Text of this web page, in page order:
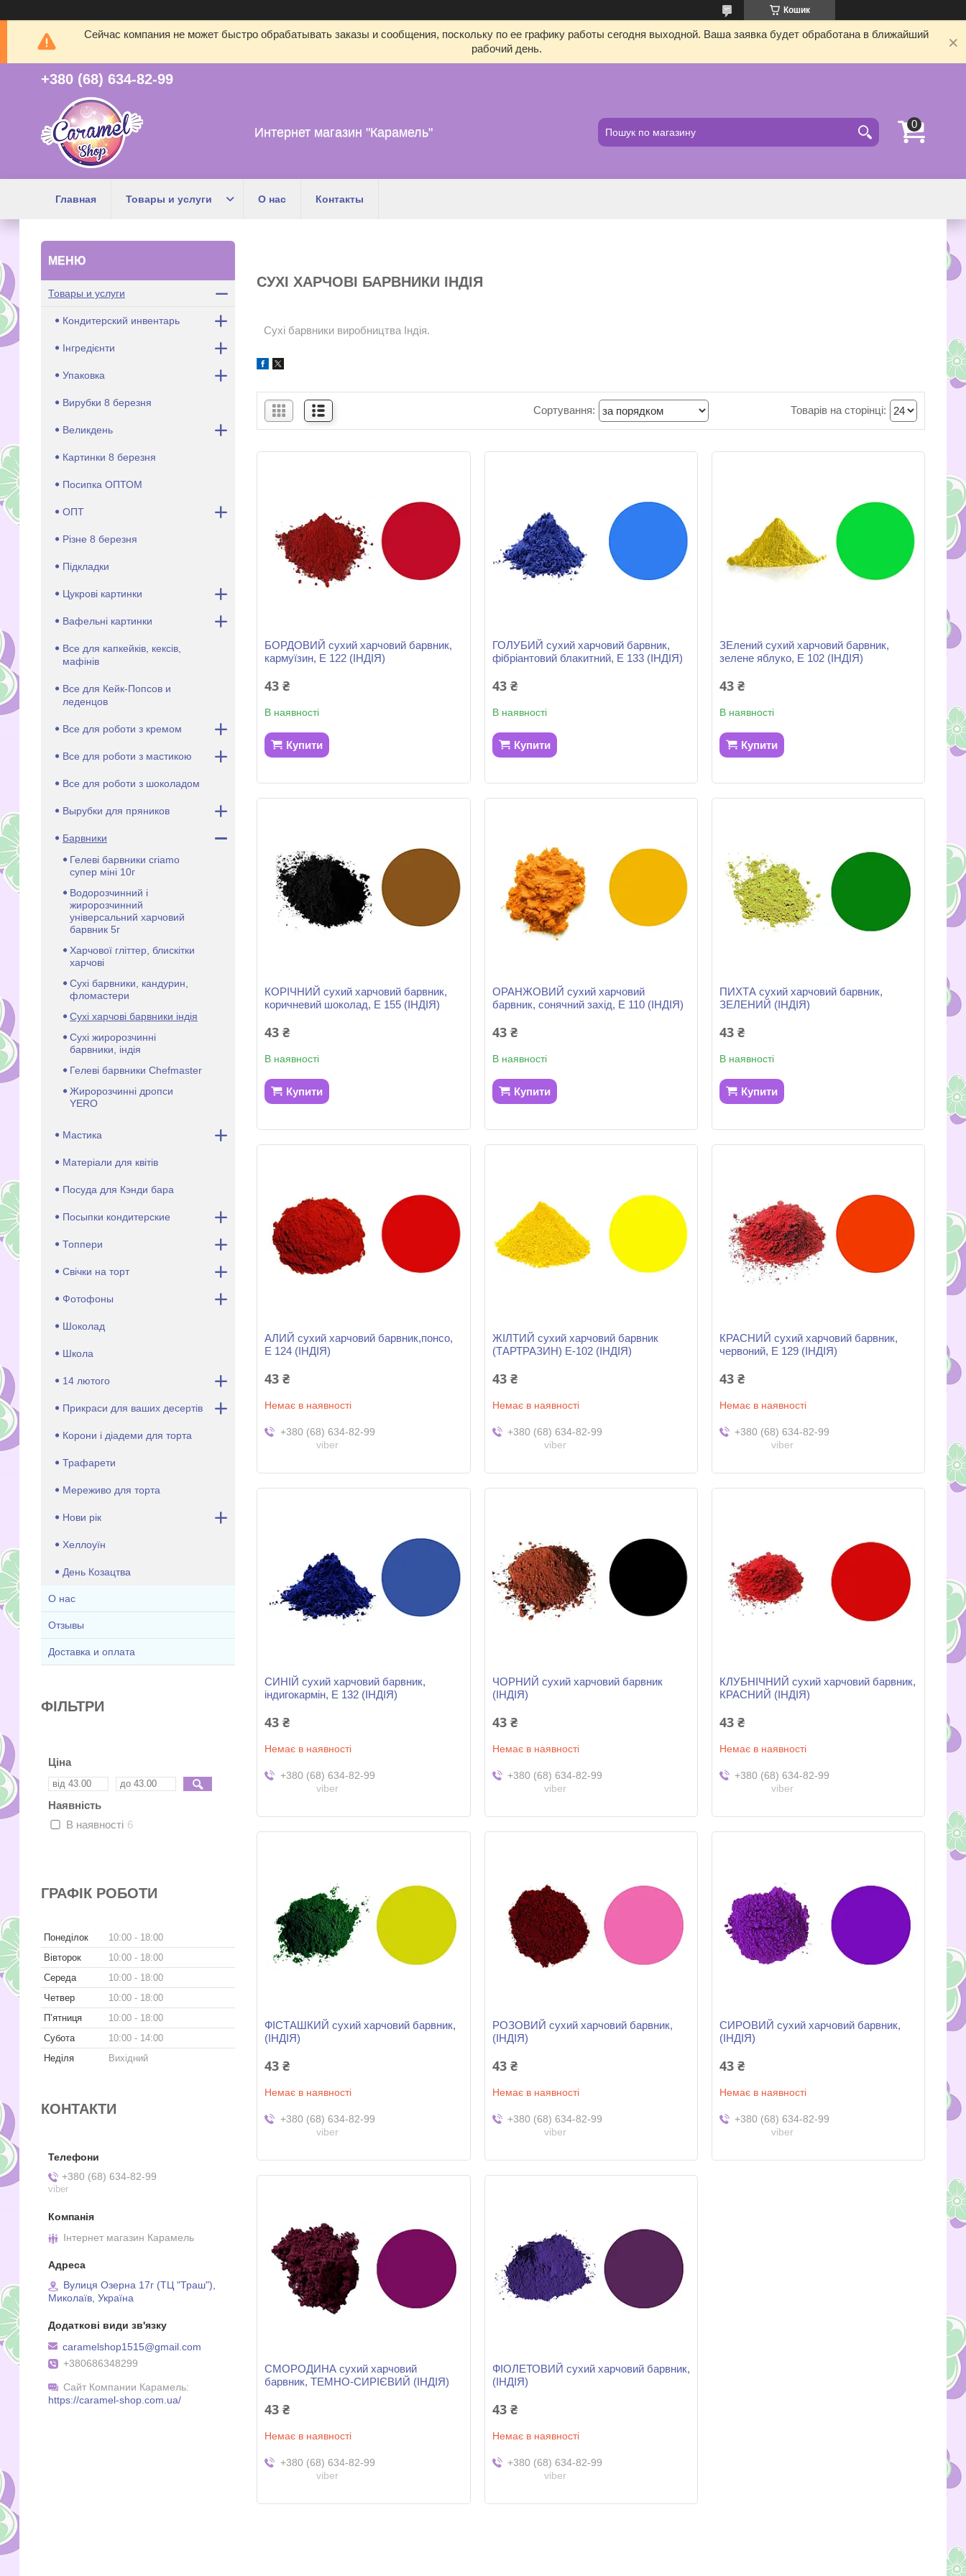
Кошик
Сейчас компания не может быстро обрабатывать заказы и сообщения, поскольку по ее графику работы сегодня выходной. Ваша заявка будет обработана в ближайший
рабочий день.
+380 (68) 634-82-99
Интернет магазин "Карамель"
Главная Товары и услуги О нас Контакты
СУХІ ХАРЧОВІ БАРВНИКИ ІНДІЯ
Сухі барвники виробництва Індія.
БОРДОВИЙ сухий харчовий барвник,
кармуїзин, Е 122 (ІНДІЯ)
43 ₴
В наявності
Купити
ГОЛУБИЙ сухий харчовий барвник,
фібріантовий блакитний, Е 133 (ІНДІЯ)
43 ₴
В наявності
Купити
ЗЕлений сухий харчовий барвник,
зелене яблуко, Е 102 (ІНДІЯ)
43 ₴
В наявності
Купити
КОРІЧНИЙ сухий харчовий барвник,
коричневий шоколад, Е 155 (ІНДІЯ)
43 ₴
В наявності
Купити
ОРАНЖОВИЙ сухий харчовий
барвник, сонячний захід, Е 110 (ІНДІЯ)
43 ₴
В наявності
Купити
ПИХТА сухий харчовий барвник,
ЗЕЛЕНИЙ (ІНДІЯ)
43 ₴
В наявності
Купити
АЛИЙ сухий харчовий барвник,понсо,
Е 124 (ІНДІЯ)
43 ₴
Немає в наявності
+380 (68) 634-82-99
viber
ЖІЛТИЙ сухий харчовий барвник
(ТАРТРАЗИН) Е-102 (ІНДІЯ)
43 ₴
Немає в наявності
+380 (68) 634-82-99
viber
КРАСНИЙ сухий харчовий барвник,
червоний, Е 129 (ІНДІЯ)
43 ₴
Немає в наявності
+380 (68) 634-82-99
viber
СИНІЙ сухий харчовий барвник,
індигокармін, Е 132 (ІНДІЯ)
43 ₴
Немає в наявності
+380 (68) 634-82-99
viber
ЧОРНИЙ сухий харчовий барвник
(ІНДІЯ)
43 ₴
Немає в наявності
+380 (68) 634-82-99
viber
КЛУБНІЧНИЙ сухий харчовий барвник,
КРАСНИЙ (ІНДІЯ)
43 ₴
Немає в наявності
+380 (68) 634-82-99
viber
ФІСТАШКИЙ сухий харчовий барвник,
(ІНДІЯ)
43 ₴
Немає в наявності
+380 (68) 634-82-99
viber
РОЗОВИЙ сухий харчовий барвник,
(ІНДІЯ)
43 ₴
Немає в наявності
+380 (68) 634-82-99
viber
СИРОВИЙ сухий харчовий барвник,
(ІНДІЯ)
43 ₴
Немає в наявності
+380 (68) 634-82-99
viber
СМОРОДИНА сухий харчовий
барвник, ТЕМНО-СИРІЄВИЙ (ІНДІЯ)
43 ₴
Немає в наявності
+380 (68) 634-82-99
viber
ФІОЛЕТОВИЙ сухий харчовий барвник,
(ІНДІЯ)
43 ₴
Немає в наявності
+380 (68) 634-82-99
viber
Товары и услуги
Кондитерский инвентарь
Інгредієнти
Упаковка
Вирубки 8 березня
Великдень
Картинки 8 березня
Посипка ОПТОМ
ОПТ
Різне 8 березня
Підкладки
Цукрові картинки
Вафельні картинки
Все для капкейків, кексів,
мафінів
Все для Кейк-Попсов и
леденцов
Все для роботи з кремом
Все для роботи з мастикою
Все для роботи з шоколадом
Вырубки для пряников
Барвники
Гелеві барвники criamo
супер міні 10г
Водорозчинний і
жиророзчинний
універсальний харчовий
барвник 5г
Харчової гліттер, блискітки
харчові
Сухі барвники, кандурин,
фломастери
Сухі харчові барвники індія
Сухі жиророзчинні
барвники, індія
Гелеві барвники Chefmaster
Жиророзчинні дропси
YERO
Мастика
Матеріали для квітів
Посуда для Кэнди бара
Посыпки кондитерские
Топпери
Свічки на торт
Фотофоны
Шоколад
Школа
14 лютого
Прикраси для ваших десертів
Корони і діадеми для торта
Трафарети
Мереживо для торта
Нови рік
Хеллоуїн
День Козацтва
О нас
Отзывы
Доставка и оплата
ФІЛЬТРИ
Ціна
Наявність
В наявності 6
ГРАФІК РОБОТИ
Понеділок 10:00
18:00
Вівторок
10:00
18:00
Середа
10:00
18:00
Четвер
10:00
18:00
Пʼятниця
10:00
18:00
Субота
10:00
14:00
Неділя
Вихідний
КОНТАКТИ
+380 (68) 634-82-99
viber
Інтернет магазин Карамель
Вулиця Озерна 17г (ТЦ "Траш"),
Миколаїв, Україна
caramelshop1515@gmail.com
+380686348299
Сайт Компании Карамель
https://caramel-shop.com.ua/